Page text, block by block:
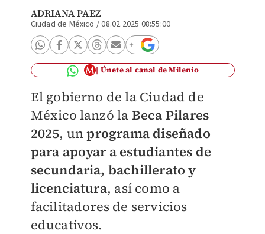
ADRIANA PAEZ
Ciudad de México /08.02.2025 08:55:00
Únete al canal de Milenio
El gobierno de la Ciudad de
México lanzó la Beca Pilares
2025, unprograma diseñado
para apoyar a estudiantes de
secundaria, bachillerato y
licenciatura, así como a
facilitadores de servicios
educativos.